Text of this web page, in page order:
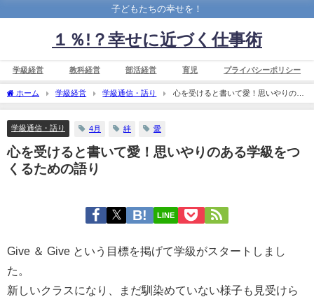
子どもたちの幸せを！
１％!？幸せに近づく仕事術
学級経営 教科経営 部活経営 育児 プライバシーポリシー
ホーム 学級経営 学級通信・語り
心を受けると書いて愛！思いやりのあ
る学級をつくるための語り
学級通信・語り 4月 絆 愛
心を受けると書いて愛！思いやりのある学級をつ
くるための語り
LINE
Give ＆ Give という目標を掲げて学級がスタートしまし
た。
新しいクラスになり、まだ馴染めていない様子も見受けら